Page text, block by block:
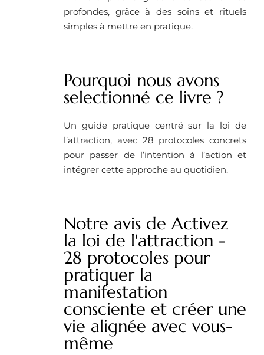
profondes, grâce à des soins et rituels
simples à mettre en pratique.
Pourquoi nous avons
selectionné ce livre ?
Un guide pratique centré sur la loi de
l’attraction, avec 28 protocoles concrets
pour passer de l’intention à l’action et
intégrer cette approche au quotidien.
Notre avis de Activez
la loi de l'attraction -
28 protocoles pour
pratiquer la
manifestation
consciente et créer une
vie alignée avec vous-
même